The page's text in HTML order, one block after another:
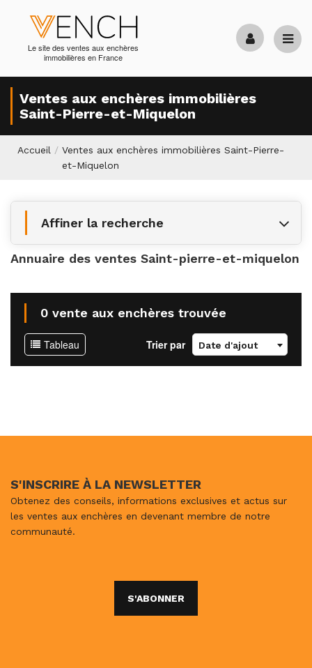
Le site des ventes aux enchères
immobilières en France
Ventes aux enchères immobilières
Saint-Pierre-et-Miquelon
Accueil / Ventes aux enchères immobilières Saint-Pierre-
et-Miquelon
Affiner la recherche
Annuaire des ventes Saint-pierre-et-miquelon
0 vente aux enchères trouvée
Tableau Trier par Date d'ajout
S'INSCRIRE À LA NEWSLETTER
Obtenez des conseils, informations exclusives et actus sur
les ventes aux enchères en devenant membre de notre
communauté.
S'ABONNER